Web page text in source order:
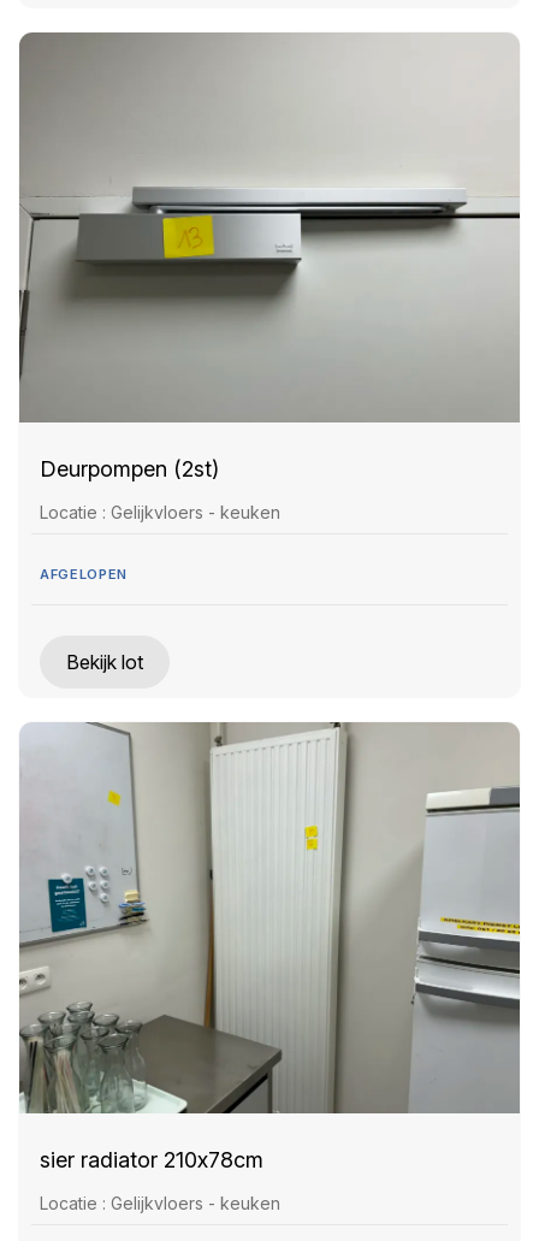
Deurpompen (2st)
Locatie : Gelijkvloers - keuken
AFGELOPEN
Bekijk lot
sier radiator 210x78cm
Locatie : Gelijkvloers - keuken